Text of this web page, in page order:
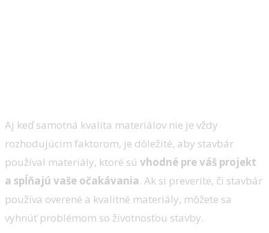
Aj keď samotná kvalita materiálov nie je vždy
rozhodujúcim faktorom, je dôležité, aby stavbár
používal materiály, ktoré sú vhodné pre váš projekt
a spĺňajú vaše očakávania. Ak si preveríte, či stavbár
používa overené a kvalitné materiály, môžete sa
vyhnúť problémom so životnosťou stavby.